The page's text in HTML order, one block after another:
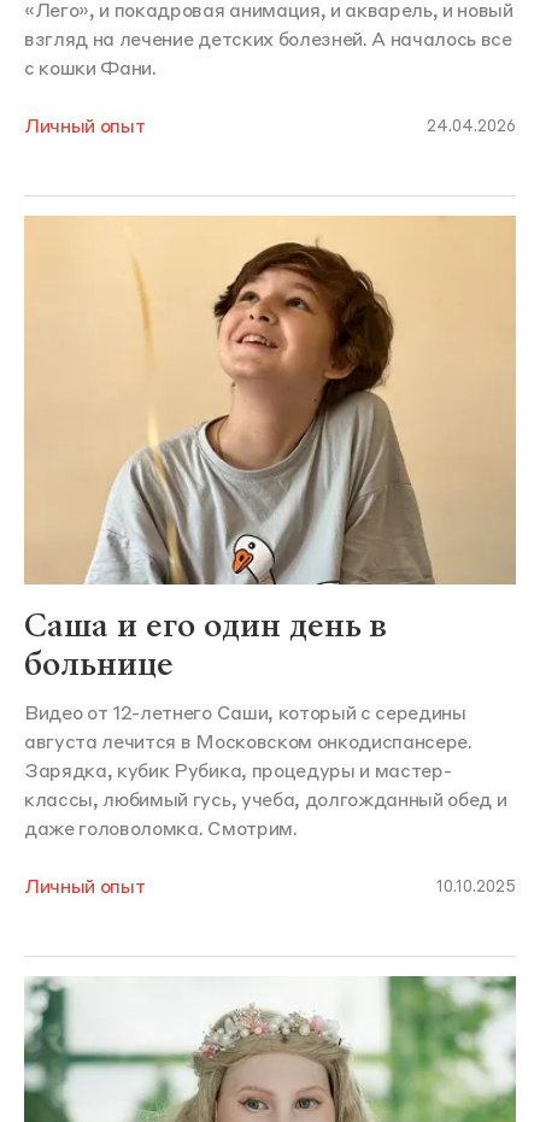
«Лего», и покадровая анимация, и акварель, и новый
взгляд на лечение детских болезней. А началось все
с кошки Фани.
Личный опыт 24.04.2026
Саша и его один день в
больнице
Видео от 12-летнего Саши, который с середины
августа лечится в Московском онкодиспансере.
Зарядка, кубик Рубика, процедуры и мастер-
классы, любимый гусь, учеба, долгожданный обед и
даже головоломка. Смотрим.
Личный опыт 10.10.2025